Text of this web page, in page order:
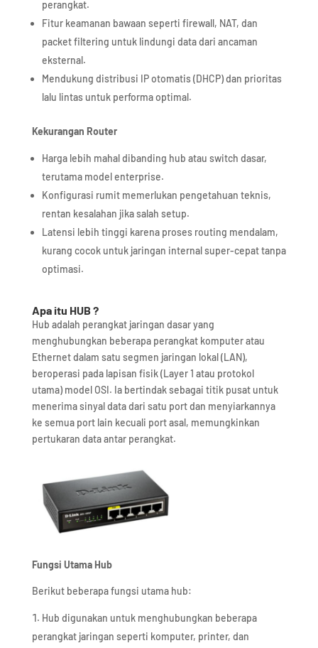
perangkat.
Fitur keamanan bawaan seperti firewall, NAT, dan
packet filtering untuk lindungi data dari ancaman
eksternal.
Mendukung distribusi IP otomatis (DHCP) dan prioritas
lalu lintas untuk performa optimal.
Kekurangan Router
Harga lebih mahal dibanding hub atau switch dasar,
terutama model enterprise.
Konfigurasi rumit memerlukan pengetahuan teknis,
rentan kesalahan jika salah setup.
Latensi lebih tinggi karena proses routing mendalam,
kurang cocok untuk jaringan internal super-cepat tanpa
optimasi.
Apa itu HUB ?
Hub adalah perangkat jaringan dasar yang
menghubungkan beberapa perangkat komputer atau
Ethernet dalam satu segmen jaringan lokal (LAN),
beroperasi pada lapisan fisik (Layer 1 atau protokol
utama) model OSI. Ia bertindak sebagai titik pusat untuk
menerima sinyal data dari satu port dan menyiarkannya
ke semua port lain kecuali port asal, memungkinkan
pertukaran data antar perangkat.
Fungsi Utama Hub
Berikut beberapa fungsi utama hub:
Hub digunakan untuk menghubungkan beberapa
perangkat jaringan seperti komputer, printer, dan